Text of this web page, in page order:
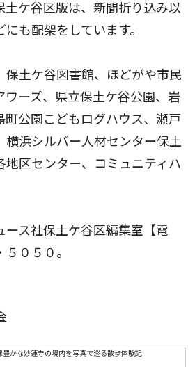
ケ谷区版は、新聞折り込み以
も配架をしています。
土ケ谷図書館、ほどがや市民
ワーズ、県立保土ケ谷公園、岩
町公園こどもログハウス、瀬戸
横浜シルバー人材センター保土
地区センター、コミュニティハ
ス社保土ケ谷区編集室【電
０５０。